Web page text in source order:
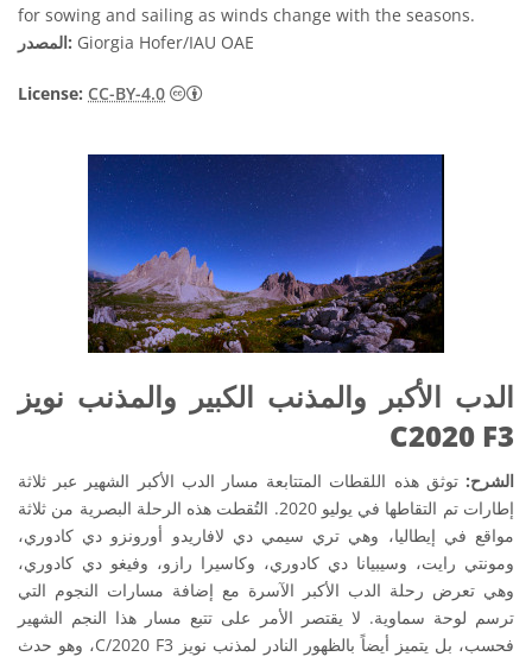
for sowing and sailing as winds change with the seasons.
المصدر: Giorgia Hofer/IAU OAE
License: CC-BY-4.0
الدب الأكبر والمذنب الكبير والمذنب نويز
C2020 F3
الشرح: توثق هذه اللقطات المتتابعة مسار الدب الأكبر الشهير عبر ثلاثة
إطارات تم التقاطها في يوليو 2020. التُقطت هذه الرحلة البصرية من ثلاثة
مواقع في إيطاليا، وهي تري سيمي دي لافاريدو أورونزو دي كادوري،
ومونتي رايت، وسيبيانا دي كادوري، وكاسيرا رازو، وفيغو دي كادوري،
وهي تعرض رحلة الدب الأكبر الآسرة مع إضافة مسارات النجوم التي
ترسم لوحة سماوية. لا يقتصر الأمر على تتبع مسار هذا النجم الشهير
فحسب، بل يتميز أيضاً بالظهور النادر لمذنب نويز C/2020 F3، وهو حدث